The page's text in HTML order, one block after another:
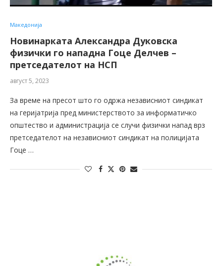
Македонија
Новинарката Александра Дуковска
физички го нападна Гоце Делчев –
претседателот на НСП
август 5, 2023
За време на пресот што го одржа независниот синдикат
на геријатрија пред министерството за информатичко
општество и администрација се случи физички напад врз
претседателот на независниот синдикат на полицијата
Гоце …